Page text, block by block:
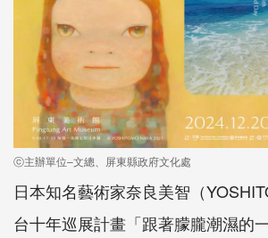
ⓒ主辦單位–文總、屏東縣政府文化處
日本知名藝術家奈良美智（
台十年巡展計畫「跟著朦朧潮濕的